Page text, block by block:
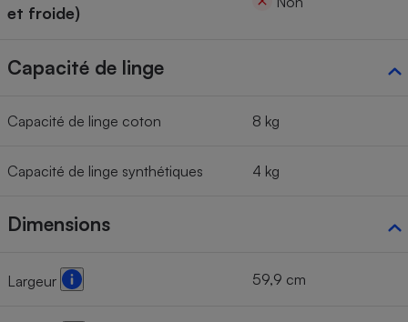
et froide)
Capacité de linge
Capacité de linge coton 8 kg
Capacité de linge synthétiques 4 kg
Dimensions
Largeur 59,9 cm